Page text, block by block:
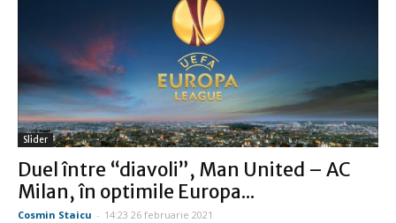
Slider
Duel între “diavoli”, Man United – AC
Milan, în optimile Europa...
Cosmin Staicu - 14:23 26 februarie 2021